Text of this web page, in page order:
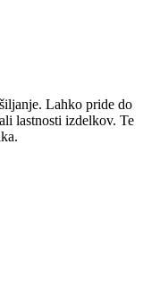
Lahko pride do
lastnosti izdelkov. Te